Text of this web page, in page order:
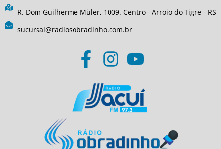
R. Dom Guilherme Müler, 1009. Centro - Arroio do Tigre - RS
sucursal@radiosobradinho.com.br